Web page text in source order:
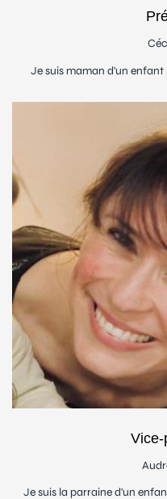
Je suis maman d'un
Vice-
Je suis la parraine d'un